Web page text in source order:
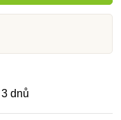
dnů